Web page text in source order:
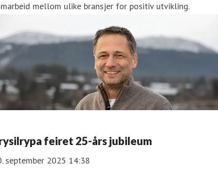
mellom ulike bransjer for positiv utvikling.
feiret 25-års jubileum
september 2025 14:38